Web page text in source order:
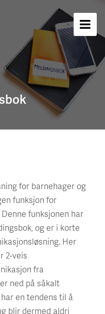
for barnehager og
funksjon for
funksjonen har
og er i korte
Her
2-veis
fra
ned på såkalt
en tendens til å
blir dermed aldri